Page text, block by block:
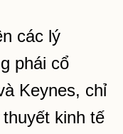
các lý
phái cổ
Keynes, chỉ
kinh tế